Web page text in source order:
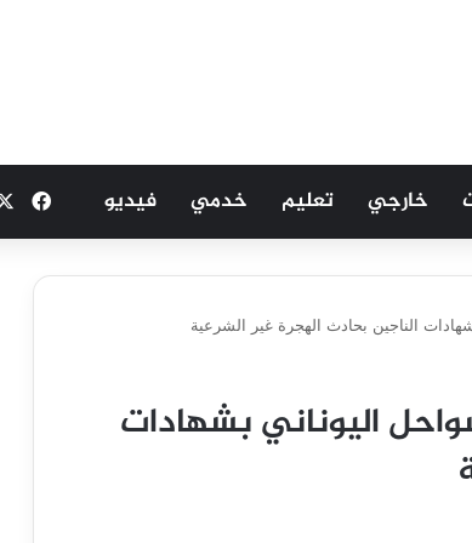
خارجي تعليم خدمي فيديو
الناجين بحادث الهجرة غير الشرعية
اليوناني بشهادات